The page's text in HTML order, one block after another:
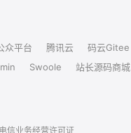
众平台 腾讯云 码云Gitee
Swoole 站长源码商城
信业务经营许可证